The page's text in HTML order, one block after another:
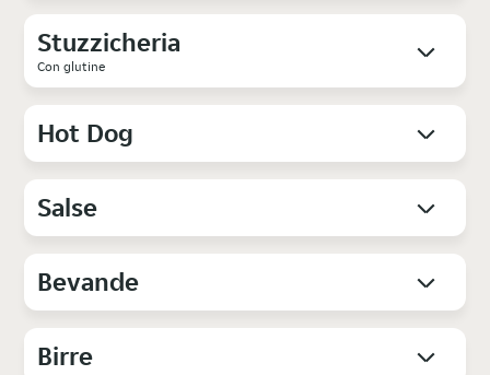
Stuzzicheria
Con glutine
Hot Dog
Salse
Bevande
Birre